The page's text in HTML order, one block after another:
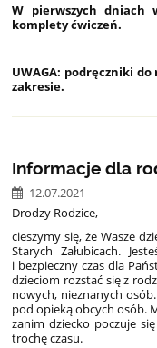
W pierwszych dniach
komplety ćwiczeń.
UWAGA: podręczniki
zakresie.
Informacje dla
12.07.2021
Drodzy Rodzice,
cieszymy się, że Wasze
Starych Załubicach.
i bezpieczny czas dla
dzieciom rozstać się z
nowych, nieznanych
pod opieką obcych osób.
zanim dziecko poczuje
trochę czasu.